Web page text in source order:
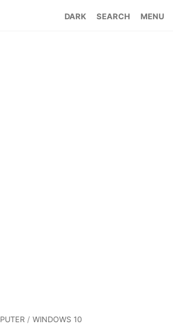
SEARCH MENU
/WINDOWS 10